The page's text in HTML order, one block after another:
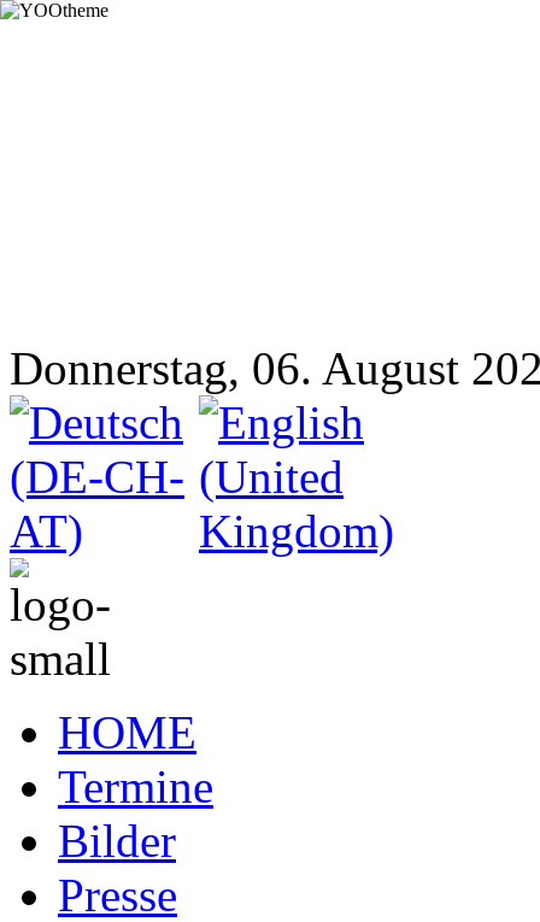
Donnerstag, 06. August
HOME
Termine
Bilder
Presse